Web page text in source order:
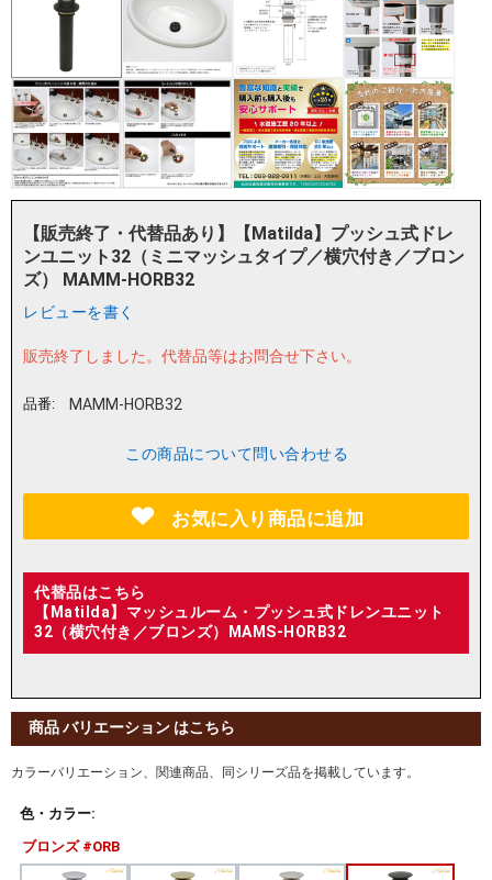
【販売終了・代替品あり】【Matilda】プッシュ式ドレ
ンユニット32（ミニマッシュタイプ／横穴付き／ブロン
ズ） MAMM-HORB32
レビューを書く
販売終了しました。 代替品等はお問合せ下さい。
品番: MAMM-HORB32
この商品について問い合わせる
お気に入り商品に追加
代替品はこちら
【Matilda】マッシュルーム・プッシュ式ドレンユニット
32（横穴付き／ブロンズ）MAMS-HORB32
商品 バリエーション はこちら
カラーバリエーション、関連商品、同シリーズ品を掲載しています。
色・カラー:
ブロンズ #ORB